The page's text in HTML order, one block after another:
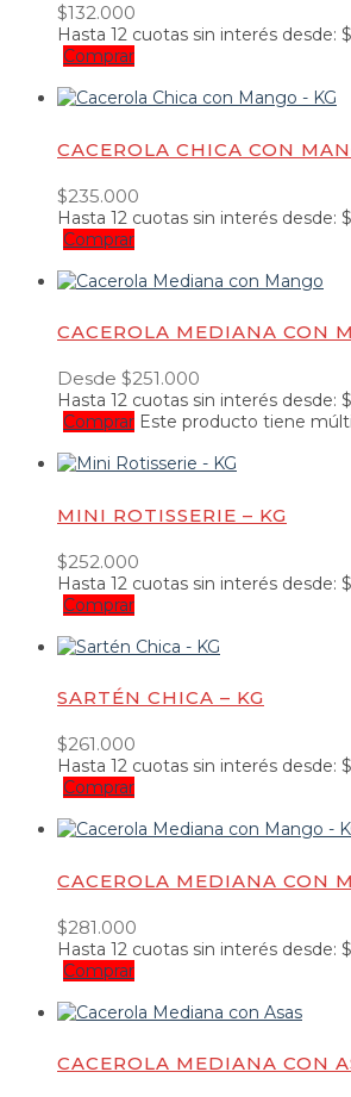
$132.000
Hasta 12 cuotas sin interés desde: $
Comprar
CACEROLA CHICA CON
$235.000
Hasta 12 cuotas sin interés desde: $
Comprar
CACEROLA MEDIANA CON
Desde $251.000
Hasta 12 cuotas sin interés desde: $
Comprar Este producto tiene
MINI ROTISSERIE – KG
$252.000
Hasta 12 cuotas sin interés desde: $
Comprar
SARTÉN CHICA – KG
$261.000
Hasta 12 cuotas sin interés desde: $
Comprar
CACEROLA MEDIANA CON
$281.000
Hasta 12 cuotas sin interés desde: $
Comprar
CACEROLA MEDIANA CON